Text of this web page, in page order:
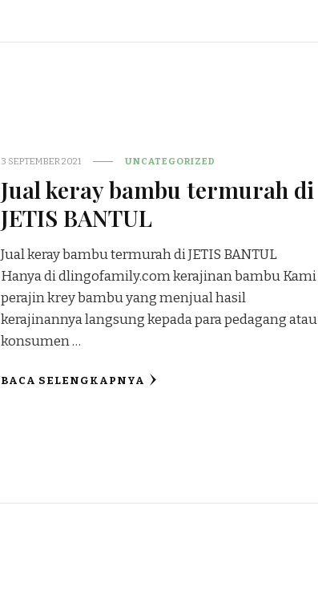
3 SEPTEMBER 2021 UNCATEGORIZED
Jual keray bambu termurah di
JETIS BANTUL
Jual keray bambu termurah di JETIS BANTUL
Hanya di dlingofamily.com kerajinan bambu Kami
perajin krey bambu yang menjual hasil
kerajinannya langsung kepada para pedagang atau
konsumen …
BACA SELENGKAPNYA